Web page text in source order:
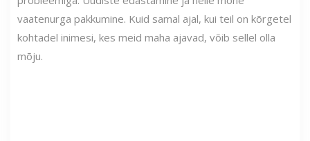
vaatenurga pakkumine. Kuid samal ajal, kui teil on kõrgetel
kohtadel inimesi, kes meid maha ajavad, võib sellel olla
mõju.